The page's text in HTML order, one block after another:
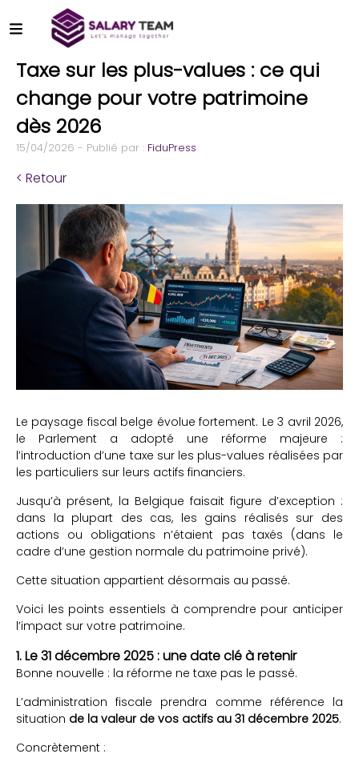
Taxe sur les plus-values : ce qui
change pour votre patrimoine
dès 2026
15/04/2026 - Publié par : FiduPress
< Retour
Le paysage fiscal belge évolue fortement. Le 3 avril 2026,
le Parlement a adopté une réforme majeure :
l’introduction d’une taxe sur les plus-values réalisées par
les particuliers sur leurs actifs financiers.
Jusqu’à présent, la Belgique faisait figure d’exception :
dans la plupart des cas, les gains réalisés sur des
actions ou obligations n’étaient pas taxés (dans le
cadre d’une gestion normale du patrimoine privé).
Cette situation appartient désormais au passé.
Voici les points essentiels à comprendre pour anticiper
l’impact sur votre patrimoine.
1. Le 31 décembre 2025 : une date clé à retenir
Bonne nouvelle : la réforme ne taxe pas le passé.
L’administration fiscale prendra comme référence la
situation de la valeur de vos actifs au 31 décembre 2025.
Concrètement :